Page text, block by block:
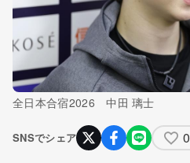
全日本合宿2026 中田 璃士
SNSでシェア 0